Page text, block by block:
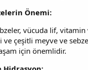
Önemi:
vücuda lif,
ve çeşitli meyve ve
için önemlidir.